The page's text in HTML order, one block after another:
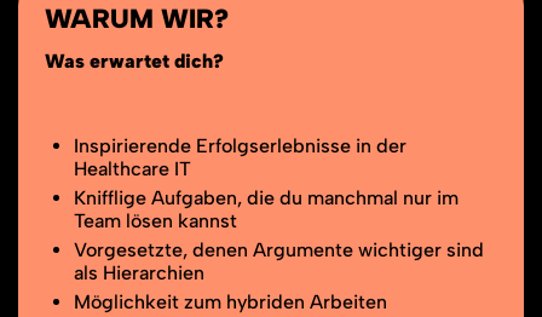
WARUM WIR?
Was erwartet dich?
Inspirierende Erfolgserlebnisse in der
Healthcare IT
Knifflige Aufgaben, die du manchmal nur im
Team lösen kannst
Vorgesetzte, denen Argumente wichtiger sind
als Hierarchien
Möglichkeit zum hybriden Arbeiten